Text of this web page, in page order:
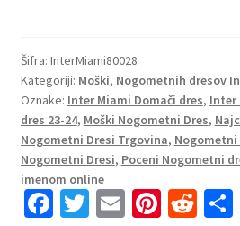
Miami
CF
Domači
2023-
24
Kratek
Rokav
Lionel
Šifra: InterMiami80028
Kategoriji: Moški, Nogometnih dresov
Oznake: Inter Miami Domači dres, Inter
dres 23-24, Moški Nogometni Dres,
Nogometni Dresi Trgovina,
Nogometni Dresi, Poceni Nogometni
imenom online
Fa T E Pi R S